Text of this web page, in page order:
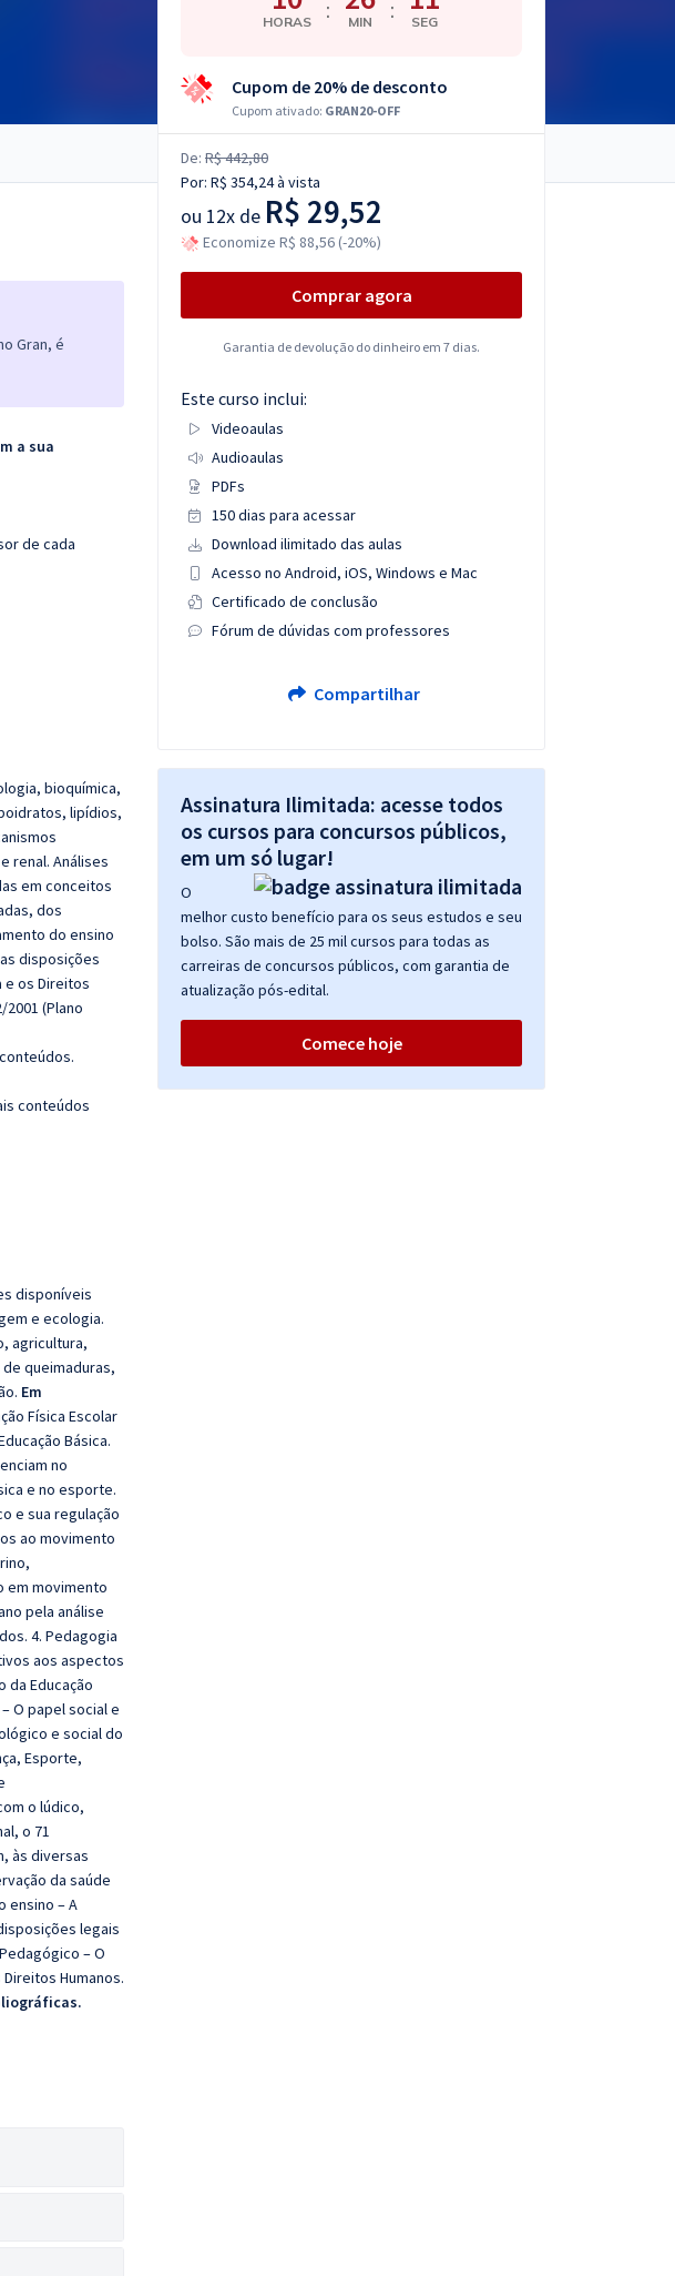
Gran, é
a sua
de cada
bioquímica,
lipídios,
renal. Análises
em conceitos
dos
do ensino
disposições
e os Direitos
2001 (Plano
conteúdos
disponíveis
e ecologia.
agricultura,
queimaduras,
Em
Física Escolar
Básica.
no
e no esporte.
e sua regulação
ao movimento
em movimento
pela análise
4. Pedagogia
aos aspectos
Educação
O papel social e
e social do
Esporte,
o lúdico,
o 71
às diversas
da saúde
ensino – A
legais
– O
Humanos.
HORAS : MIN : SEG
Cupom de 20% de desconto
Cupom ativado: GRAN20-OFF
De: R$ 442,80
Por: R$ 354,24à vista
ou 12x de R$ 29,52
Economize R$ 88,56 (-20%)
Comprar agora
Garantia de devolução do dinheiro em 7 dias.
Este curso inclui:
Videoaulas
Audioaulas
PDFs
150 dias para acessar
Download ilimitado das aulas
Acesso no Android, iOS, Windows e Mac
Certificado de conclusão
Fórum de dúvidas com professores
Compartilhar
Assinatura Ilimitada: acesse todos
os cursos para concursos públicos,
em um só lugar!
O
melhor custo benefício para os seus estudos e seu
bolso. São mais de 25 mil cursos para todas as
carreiras de concursos públicos, com garantia de
atualização pós-edital.
Comece hoje